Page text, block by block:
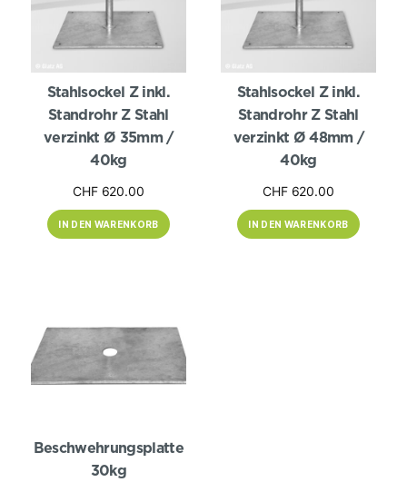
Stahlsockel Z inkl.
Standrohr Z Stahl
verzinkt Ø 35mm /
40kg
CHF620.00
IN DEN WARENKORB
Stahlsockel Z inkl.
Standrohr Z Stahl
verzinkt Ø 48mm /
40kg
CHF620.00
IN DEN WARENKORB
Beschwehrungsplatte
30kg